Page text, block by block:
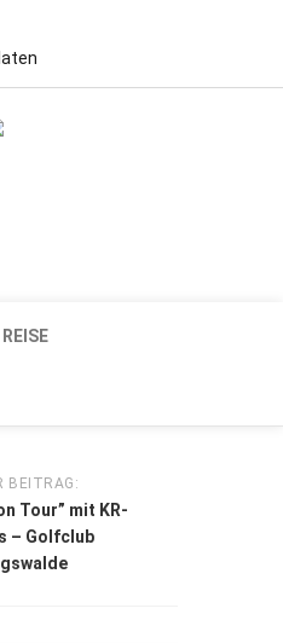
BEITRAG:
Tour” mit KR-
– Golfclub